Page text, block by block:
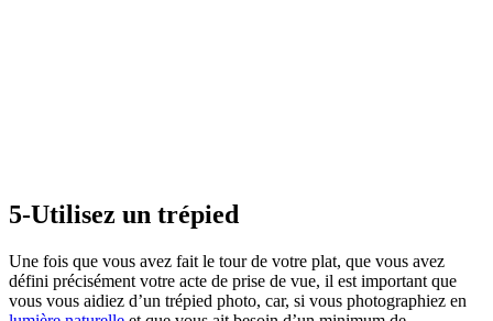
5-Utilisez un trépied
Une fois que vous avez fait le tour de votre plat, que vous avez
défini précisément votre acte de prise de vue, il est important que
vous vous aidiez d’un trépied photo, car, si vous photographiez en